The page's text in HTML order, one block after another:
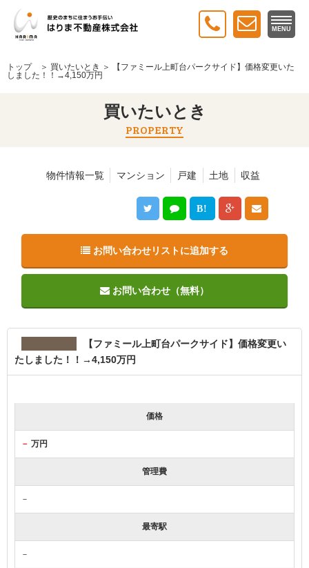
MENU
トップ＞ 買いたいとき ＞ 【ファミール上町台パークサイド】価格変更いた
しました！！→4,150万円
買いたいとき
PROPERTY
物件情報一覧 マンション 戸建 土地 収益
B!
お問い合わせリストに追加する
お問い合わせ（無料）
【ファミール上町台パークサイド】価格変更い
たしました！！→4,150万円
価格
－ 万円
管理費
－
最寄駅
－